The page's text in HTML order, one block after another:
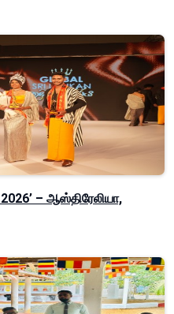
– ஆஸ்திரேலியா,